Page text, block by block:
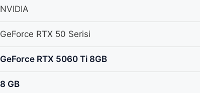
NVIDIA
GeForce RTX 50 Serisi
GeForce RTX 5060 Ti 8GB
8 GB